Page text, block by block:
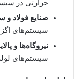
حرارتی در
صنایع فولاد و
سیستم‌های
نیروگاه‌ها و
سیستم‌های